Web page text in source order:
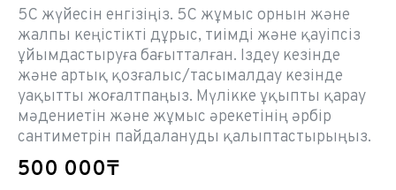
5С жүйесін енгізіңіз. 5С жұмыс орнын және
жалпы кеңістікті дұрыс, тиімді және қауіпсіз
ұйымдастыруға бағытталған. Іздеу кезінде
және артық қозғалыс/тасымалдау кезінде
уақытты жоғалтпаңыз. Мүлікке ұқыпты қарау
мәдениетін және жұмыс әрекетінің әрбір
сантиметрін пайдалануды қалыптастырыңыз.
500 000₸